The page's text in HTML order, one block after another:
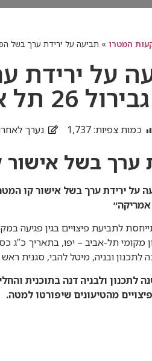
המטרו » תביעה על ירידת ערך בשל הפקעת
על ירידת
26 תל אביב
כמות צפיות:1,737 נערך לאחרונה
ערך בשל אישור
אמריקה״
לתביעת פיצויים בגין פגיעה
לתכנון ובניה, מיטל להבי, סגנית ראש
לתכנון ולבניה דנה בתוכנית
מהטיעונים שיפורטו למטה.